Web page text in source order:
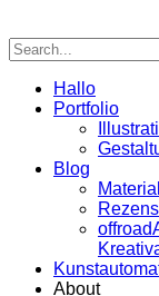
Hallo
Portfolio
Blog
About